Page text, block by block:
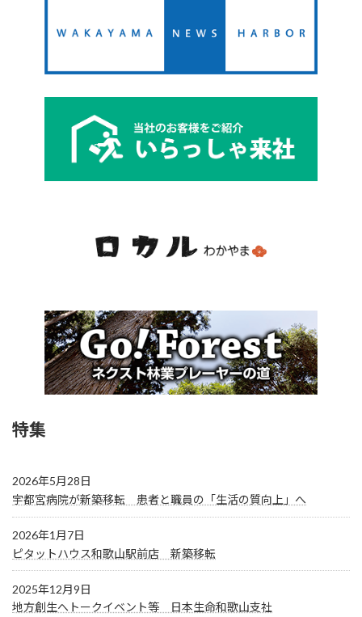
特集
2026年5月28日
宇都宮病院が新築移転 患者と職員の「生活の質向上」へ
2026年1月7日
ピタットハウス和歌山駅前店 新築移転
2025年12月9日
地方創生へトークイベント等 日本生命和歌山支社